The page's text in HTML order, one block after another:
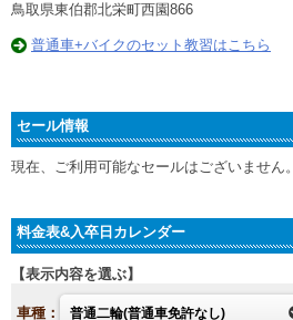
鳥取県東伯郡北栄町西園866
普通車+バイクのセット教習はこちら
セール情報
現在、ご利用可能なセールはございません。
料金表&入卒日カレンダー
表示内容を選ぶ
車種：